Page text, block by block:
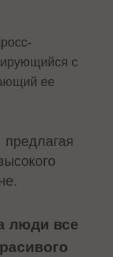
с
ее
предлагая
люди все